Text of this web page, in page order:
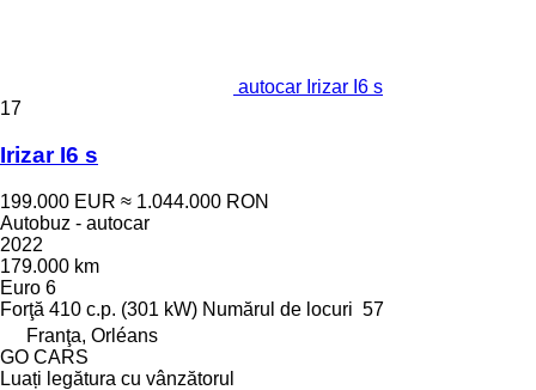
autocar Irizar I6 s
17
Irizar I6 s
199.000 EUR ≈ 1.044.000 RON
Autobuz - autocar
2022
179.000 km
Euro 6
Forţă 410 c.p. (301 kW) Numărul de locuri 57
Franţa, Orléans
GO CARS
Luați legătura cu vânzătorul